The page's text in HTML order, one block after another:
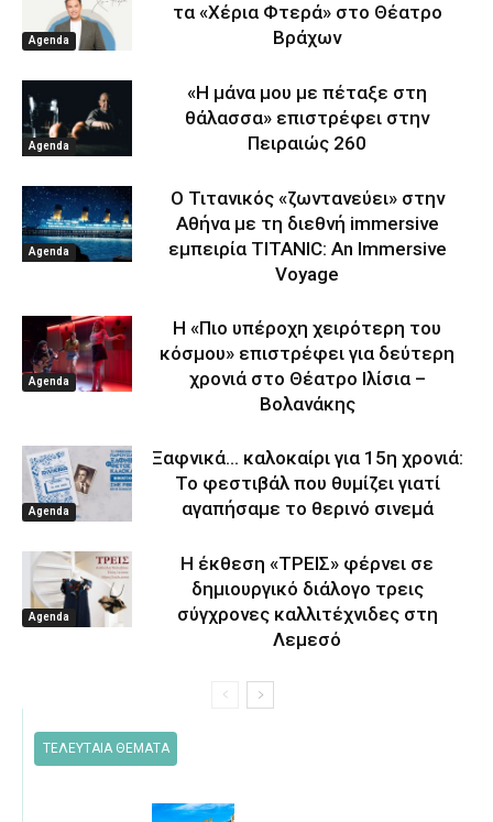
Agenda
τα «Χέρια Φτερά» στο Θέατρο
Βράχων
Agenda
«Η μάνα μου με πέταξε στη
θάλασσα» επιστρέφει στην
Πειραιώς 260
Agenda
Ο Τιτανικός «ζωντανεύει» στην
Αθήνα με τη διεθνή immersive
εμπειρία TITANIC: An Immersive
Voyage
Agenda
Η «Πιο υπέροχη χειρότερη του
κόσμου» επιστρέφει για δεύτερη
χρονιά στο Θέατρο Ιλίσια –
Βολανάκης
Agenda
Ξαφνικά… καλοκαίρι για 15η χρονιά:
Το φεστιβάλ που θυμίζει γιατί
αγαπήσαμε το θερινό σινεμά
Agenda
Η έκθεση «ΤΡΕΙΣ» φέρνει σε
δημιουργικό διάλογο τρεις
σύγχρονες καλλιτέχνιδες στη
Λεμεσό
ΤΕΛΕΥΤΑΙΑ ΘΕΜΑΤΑ